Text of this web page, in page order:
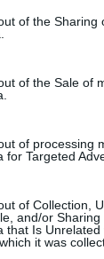
datos en
parte, utilice la
su selección.
procese su
viendo
personal
divulgada a
participar en la
por parte
de la IAB.
of the Sharing
of the Sale of
of processing
for Targeted
of Collection,
and/or Sharing
that Is Unrelated
it was